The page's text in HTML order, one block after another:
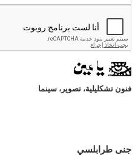
فنون تشكليلية، تصوير، سينما
جنى طرابلسي